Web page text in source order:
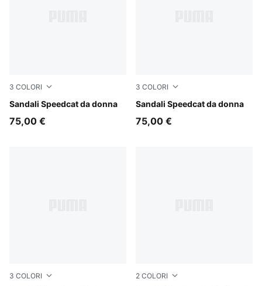
3 COLORI
Sandali Speedcat da donna
Whisp Of Pink-PUMA White-PUMA Black
75,00 €
3 COLORI
Sandali Speedcat da donna
For All Time Red-PUMA
75,00 €
3 COLORI 2 COLORI